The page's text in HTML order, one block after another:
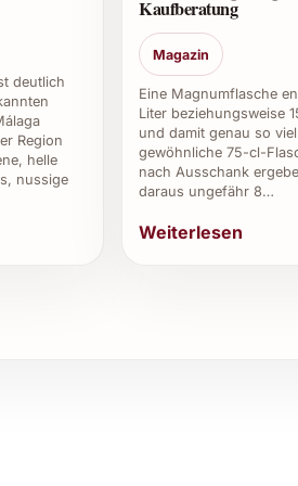
Fruchtigkeit und Würze, seine
oder Anlässen?
sich zum Beispiel auch
deutlich
Region
helle
nussige
Kaufberatung
Magazin
Eine Magnumflasche
Liter beziehungsweise
und damit genau so
gewöhnliche 75-cl-
nach Ausschank
daraus ungefähr 8…
Weiterlesen